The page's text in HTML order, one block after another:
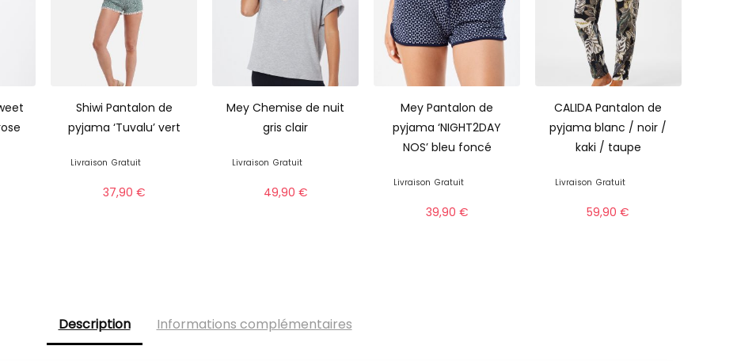
Shiwi Pantalon de
pyjama ‘Tuvalu’ vert
Livraison Gratuit
37,90 €
Mey Chemise de nuit
gris clair
Livraison Gratuit
49,90 €
Mey Pantalon de
pyjama ‘NIGHT2DAY
NOS’ bleu foncé
Livraison Gratuit
39,90 €
CALIDA Pantalon de
pyjama blanc / noir /
kaki / taupe
Livraison Gratuit
59,90€
Description Informations complémentaires